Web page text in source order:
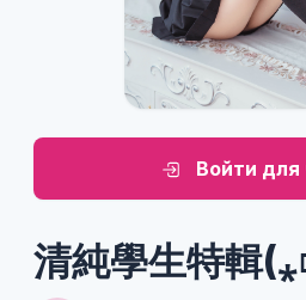
Войти для
清純學生特輯